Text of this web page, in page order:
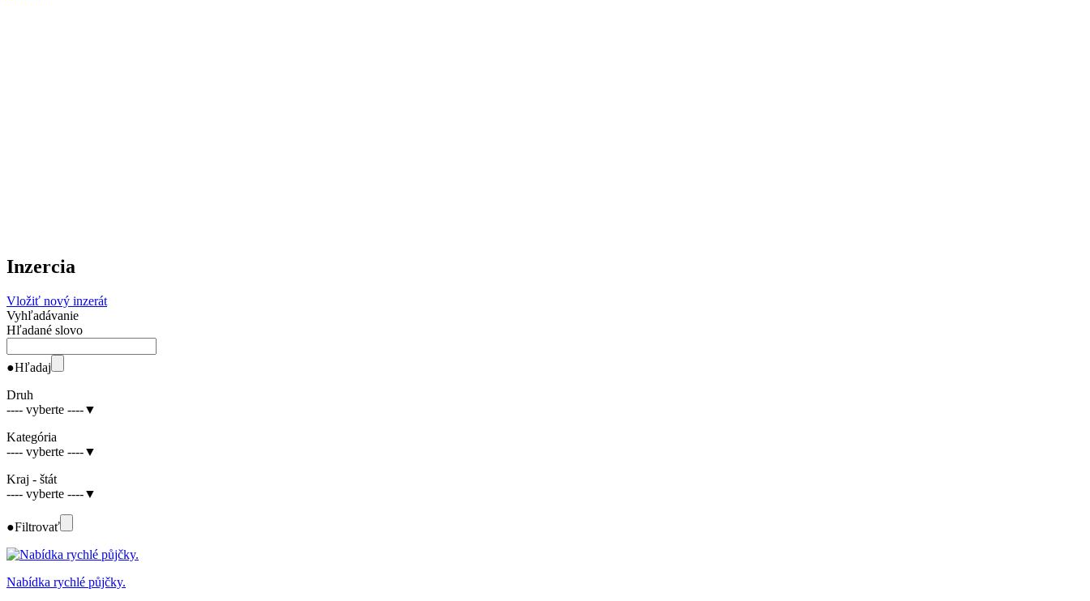
Inzercia
Vložiť nový inzerát
Vyhľadávanie
Hľadané slovo
●Hľadaj
Druh
---- vyberte ----▼
Kategória
---- vyberte ----▼
Kraj - štát
---- vyberte ----▼
●Filtrovať
Nabídka rychlé půjčky.